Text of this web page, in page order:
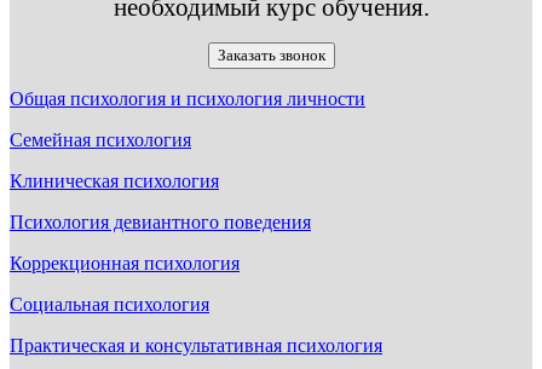
необходимый курс обучения.
Заказать звонок
Общая психология и психология личности
Семейная психология
Клиническая психология
Психология девиантного поведения
Коррекционная психология
Социальная психология
Практическая и консультативная психология